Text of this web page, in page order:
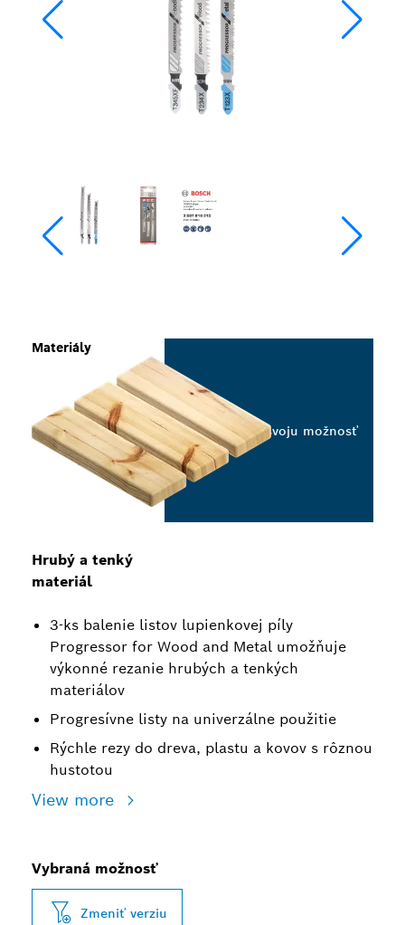
Hrubý a tenký
materiál
3-ks balenie listov lupienkovej píly
Progressor for Wood and Metal umožňuje
výkonné rezanie hrubých a tenkých
materiálov
Progresívne listy na univerzálne použitie
Rýchle rezy do dreva, plastu a kovov s rôznou
hustotou
View more
Materiály
Vyberte svoju možnosť
Vybraná možnosť
Zmeniť verziu